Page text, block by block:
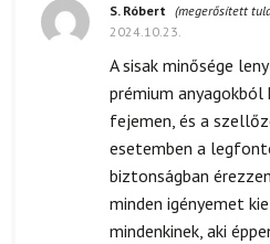
S. Róbert (megerősített
2024.10.23.
A sisak minősége
prémium
fejemen, és a
esetemben a
biztonságban
minden igényemet
mindenkinek, aki